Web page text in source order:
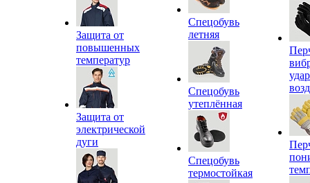
Защита от
повышенных
температур
Защита от
электрической
дуги
Спецобувь
летняя
Спецобувь
утеплённая
Спецобувь
термостойкая